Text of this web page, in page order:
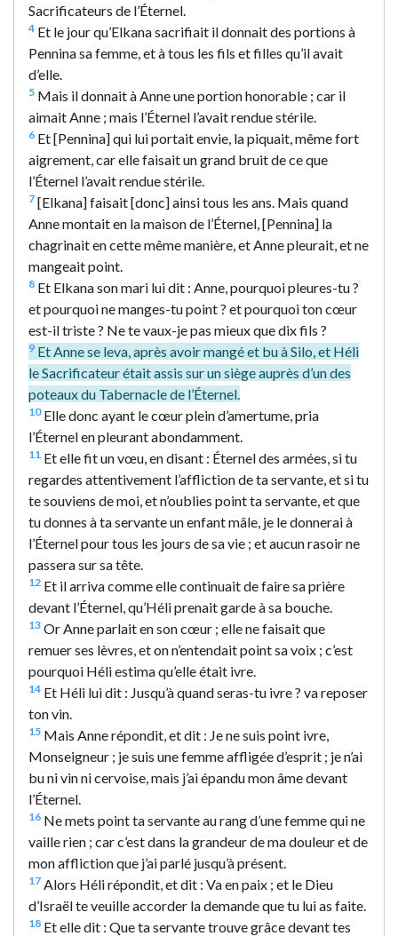
Sacrificateurs de l’Éternel.
4 Et le jour qu’Elkana sacrifiait il donnait des portions à
Pennina sa femme, et à tous les fils et filles qu’il avait
d’elle.
5 Mais il donnait à Anne une portion honorable ; car il
aimait Anne ; mais l’Éternel l’avait rendue stérile.
6 Et [Pennina] qui lui portait envie, la piquait, même fort
aigrement, car elle faisait un grand bruit de ce que
l’Éternel l’avait rendue stérile.
7 [Elkana] faisait [donc] ainsi tous les ans. Mais quand
Anne montait en la maison de l’Éternel, [Pennina] la
chagrinait en cette même manière, et Anne pleurait, et ne
mangeait point.
8 Et Elkana son mari lui dit : Anne, pourquoi pleures-tu ?
et pourquoi ne manges-tu point ? et pourquoi ton cœur
est-il triste ? Ne te vaux-je pas mieux que dix fils ?
9 Et Anne se leva, après avoir mangé et bu à Silo, et Héli
le Sacrificateur était assis sur un siège auprès d’un des
poteaux du Tabernacle de l’Éternel.
10Elle donc ayant le cœur plein d’amertume, pria
l’Éternel en pleurant abondamment.
11 Et elle fit un vœu, en disant : Éternel des armées, si tu
regardes attentivement l’affliction de ta servante, et si tu
te souviens de moi, et n’oublies point ta servante, et que
tu donnes à ta servante un enfant mâle, je le donnerai à
l’Éternel pour tous les jours de sa vie ; et aucun rasoir ne
passera sur sa tête.
12 Et il arriva comme elle continuait de faire sa prière
devant l’Éternel, qu’Héli prenait garde à sa bouche.
13 Or Anne parlait en son cœur ; elle ne faisait que
remuer ses lèvres, et on n’entendait point sa voix ; c’est
pourquoi Héli estima qu’elle était ivre.
14 Et Héli lui dit : Jusqu’à quand seras-tu ivre ? va reposer
ton vin.
15 Mais Anne répondit, et dit : Je ne suis point ivre,
Monseigneur ; je suis une femme affligée d’esprit ; je n’ai
bu ni vin ni cervoise, mais j’ai épandu mon âme devant
l’Éternel.
16 Ne mets point ta servante au rang d’une femme qui ne
vaille rien ; car c’est dans la grandeur de ma douleur et de
mon affliction que j’ai parlé jusqu’à présent.
17 Alors Héli répondit, et dit : Va en paix ; et le Dieu
d’Israël te veuille accorder la demande que tu lui as faite.
18 Et elle dit : Que ta servante trouve grâce devant tes